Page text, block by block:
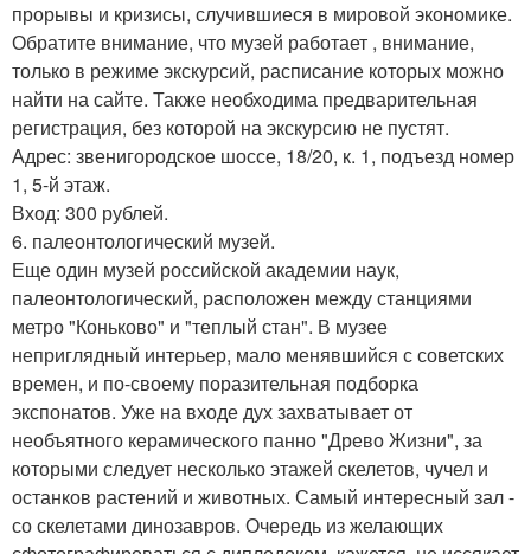
прорывы и кризисы, случившиеся в мировой экономике.
Обратите внимание, что музей работает , внимание,
только в режиме экскурсий, расписание которых можно
найти на сайте. Также необходима предварительная
регистрация, без которой на экскурсию не пустят.
Адрес: звенигородское шоссе, 18/20, к. 1, подъезд номер
1, 5-й этаж.
Вход: 300 рублей.
6. палеонтологический музей.
Еще один музей российской академии наук,
палеонтологический, расположен между станциями
метро "Коньково" и "теплый стан". В музее
неприглядный интерьер, мало менявшийся с советских
времен, и по-своему поразительная подборка
экспонатов. Уже на входе дух захватывает от
необъятного керамического панно "Древо Жизни", за
которыми следует несколько этажей cкелетов, чучел и
останков растений и животных. Самый интересный зал -
со скелетами динозавров. Очередь из желающих